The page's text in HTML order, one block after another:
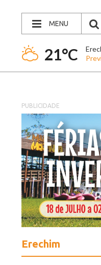
MENU
21°C
PUBLICIDADE
Erechim